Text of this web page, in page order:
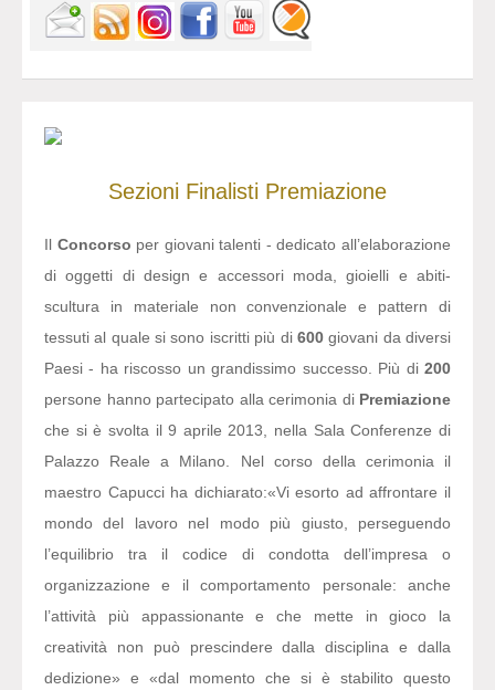
Sezioni Finalisti Premiazione
Il Concorso per giovani talenti - dedicato all’elaborazione
di oggetti di design e accessori moda, gioielli e abiti-
scultura in materiale non convenzionale e pattern di
tessuti al quale si sono iscritti più di 600giovani da diversi
Paesi - ha riscosso un grandissimo successo. Più di 200
persone hanno partecipato alla cerimonia di Premiazione
che si è svolta il 9 aprile 2013, nella Sala Conferenze di
Palazzo Reale a Milano. Nel corso della cerimonia il
maestro Capucci ha dichiarato:«Vi esorto ad affrontare il
mondo del lavoro nel modo più giusto, perseguendo
l’equilibrio tra il codice di condotta dell’impresa o
organizzazione e il comportamento personale: anche
l’attività più appassionante e che mette in gioco la
creatività non può prescindere dalla disciplina e dalla
dedizione» e «dal momento che si è stabilito questo